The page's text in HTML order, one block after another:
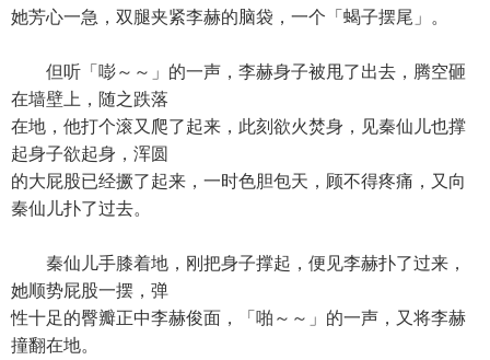
她芳心一急，双腿夹紧李赫的脑袋，一个「蝎子摆尾」。
但听「嘭～～」的一声，李赫身子被甩了出去，腾空砸
在墙壁上，随之跌落
在地，他打个滚又爬了起来，此刻欲火焚身，见秦仙儿也撑
起身子欲起身，浑圆
的大屁股已经撅了起来，一时色胆包天，顾不得疼痛，又向
秦仙儿扑了过去。
秦仙儿手膝着地，刚把身子撑起，便见李赫扑了过来，
她顺势屁股一摆，弹
性十足的臀瓣正中李赫俊面，「啪～～」的一声，又将李赫
撞翻在地。